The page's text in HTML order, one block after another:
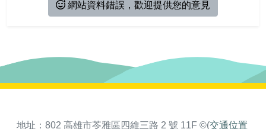
網站資料錯誤，歡迎提供您的意見
地址：802 高雄市苓雅區四維三路 2 號 11F ©(交通位置